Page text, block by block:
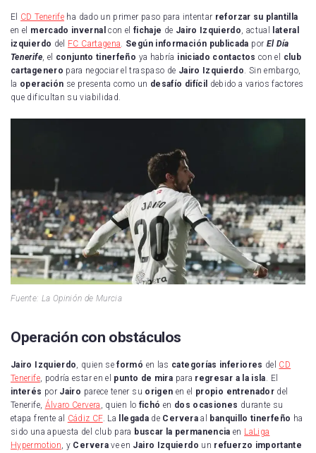
El CD Tenerife ha dado un primer paso para intentar reforzar su plantilla
en el mercado invernal con el fichaje de Jairo Izquierdo, actual
lateral
izquierdo del FC Cartagena. Según información publicada por El Día
Tenerife, el conjunto tinerfeño ya habría iniciado contactos con el
club
cartagenero para negociar el traspaso de Jairo Izquierdo. Sin embargo,
la operación se presenta como un desafío difícil debido a varios factores
que dificultan su viabilidad.
Fuente: La Opinión de Murcia
Operación con obstáculos
Jairo Izquierdo, quien seformó en las categorías inferiores del CD
Tenerife, podría estar en el punto de mira para regresar a la isla. El
interés por Jairo parece tener su origen en el propio entrenador del
Tenerife, Álvaro Cervera , quien lo fichó en dos ocasiones durante su
etapa frente al Cádiz CF. La llegada de Cerveraal banquillo tinerfeño ha
sido una apuesta del club para buscar la permanencia en LaLiga
Hypermotion, y Cerverave en Jairo Izquierdo un refuerzo importante